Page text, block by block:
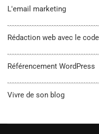
L'email marketing
Rédaction web avec le
Référencement WordPress
Vivre de son blog